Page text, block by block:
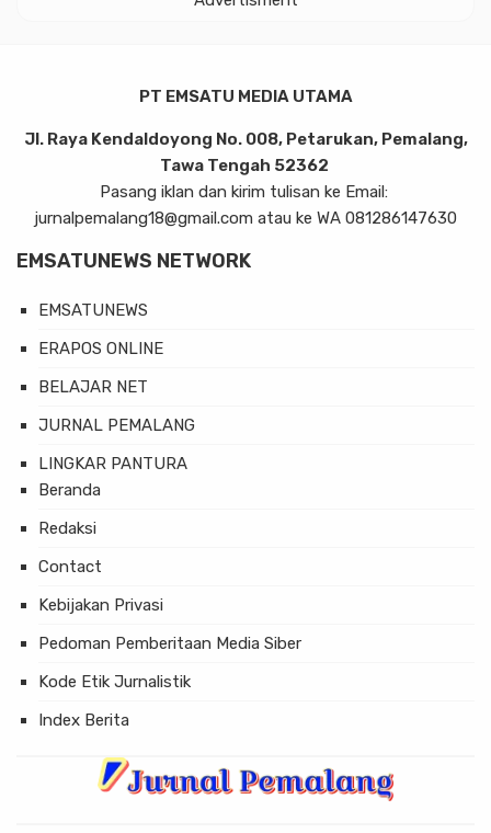
PT EMSATU MEDIA UTAMA
Jl. Raya Kendaldoyong No. 008, Petarukan, Pemalang,
Tawa Tengah 52362
Pasang iklan dan kirim tulisan ke Email:
jurnalpemalang18@gmail.com atau ke WA 081286147630
EMSATUNEWS NETWORK
EMSATUNEWS
ERAPOS ONLINE
BELAJAR NET
JURNAL PEMALANG
LINGKAR PANTURA
Beranda
Redaksi
Contact
Kebijakan Privasi
Pedoman Pemberitaan Media Siber
Kode Etik Jurnalistik
Index Berita